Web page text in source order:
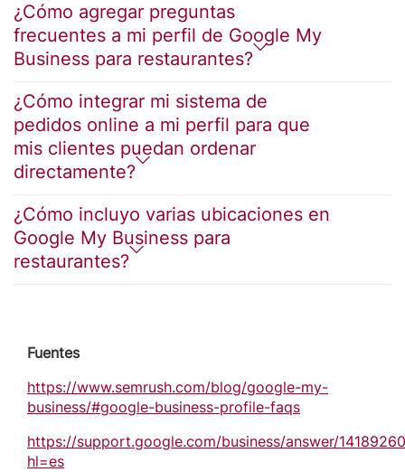
¿Cómo agregar preguntas
frecuentes a mi perfil de Google My
Business para restaurantes?
¿Cómo integrar mi sistema de
pedidos online a mi perfil para que
mis clientes puedan ordenar
directamente?
¿Cómo incluyo varias ubicaciones en
Google My Business para
restaurantes?
Fuentes
https://www.semrush.com/blog/google-my-
business/#google-business-profile-faqs
https://support.google.com/business/answer/
hl=es